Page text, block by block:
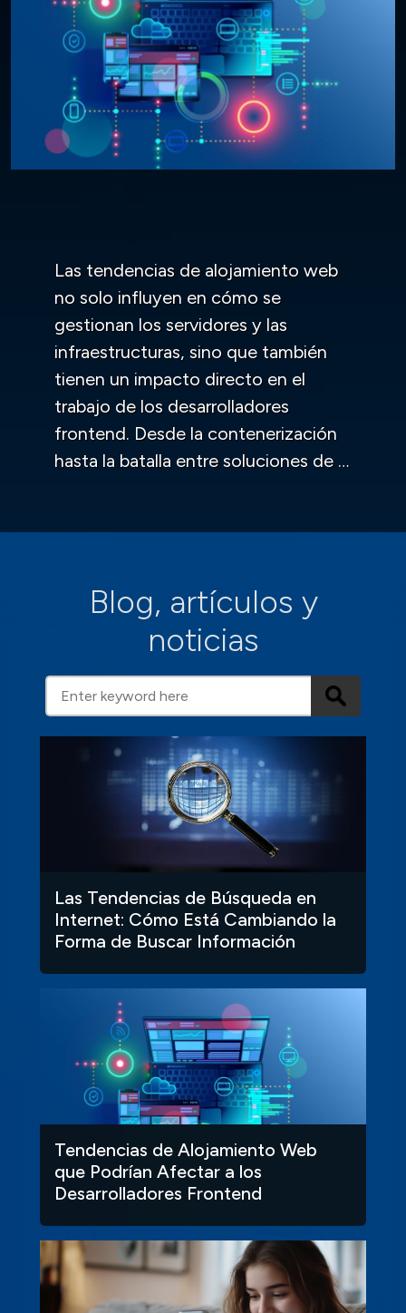
Las tendencias de alojamiento web
no solo influyen en cómo se
gestionan los servidores y las
infraestructuras, sino que también
tienen un impacto directo en el
trabajo de los desarrolladores
frontend. Desde la contenerización
hasta la batalla entre soluciones de …
Blog, artículos y
noticias
Las Tendencias de Búsqueda en
Internet: Cómo Está Cambiando la
Forma de Buscar Información
Tendencias de Alojamiento Web
que Podrían Afectar a los
Desarrolladores Frontend